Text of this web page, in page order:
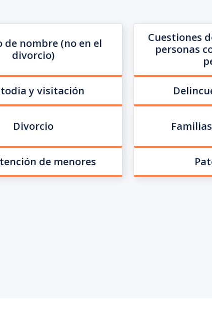
de nombre (no en el
divorcio)
Cuestiones
personas
y visitación
Divorcio
de menores